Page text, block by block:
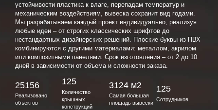
устойчивости пластика к влаге, перепадам температур и
механическим воздействиям, вывеска сохранит вид годами.
Мы разрабатываем каждый проект индивидуально, реализуя
любые идеи – от строгих классических шрифтов до
нестандартных дизайнерских решений. Плоские буквы из ПВХ
комбинируются с другими материалами: металлом, акрилом
или композитными панелями. Срок изготовления – от 2 до 10
дней в зависимости от объема и сложности заказа.
25156
Реализовано
объектов
125
Количество
крышных
конструкций
3124 м2
Самая большая
площадь вывески
125
Сотрудников